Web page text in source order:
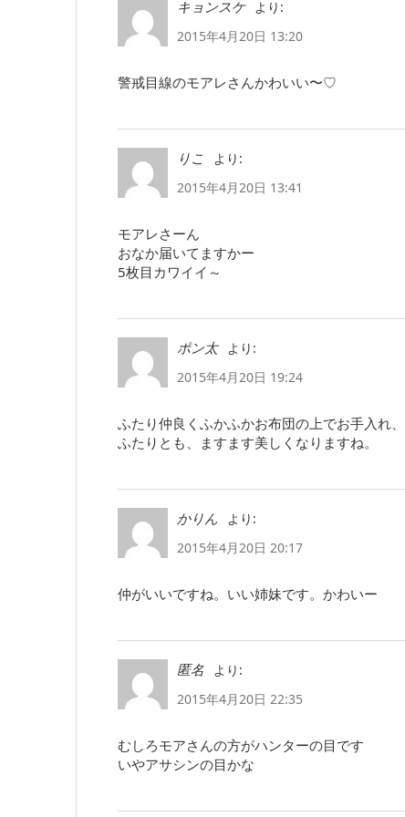
キョンスケ
より:
2015年4月20日 13:20
警戒目線のモアレさんかわいい〜♡
りこ
より:
2015年4月20日 13:41
モアレさーん
おなか届いてますかー
5枚目カワイイ～
ポン太
より:
2015年4月20日 19:24
ふたり仲良くふかふかお布団の上でお手入れ
ふたりとも、ますます美しくなりますね。
かりん
より:
2015年4月20日 20:17
仲がいいですね。いい姉妹です。かわいー
匿名
より:
2015年4月20日 22:35
むしろモアさんの方がハンターの目です
いやアサシンの目かな